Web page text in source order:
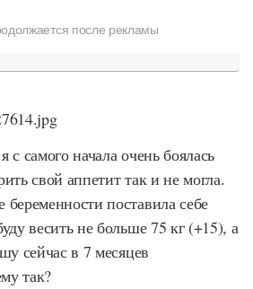
после рекламы
с самого начала очень боялась
свой аппетит так и не могла.
поставила себе
весить не больше 75 кг (+15), а
сейчас в 7 месяцев
так?